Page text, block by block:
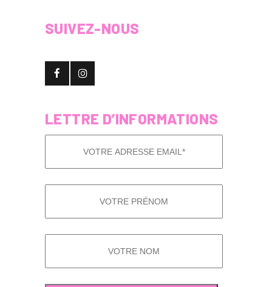
SUIVEZ-NOUS
LETTRE D’INFORMATIONS